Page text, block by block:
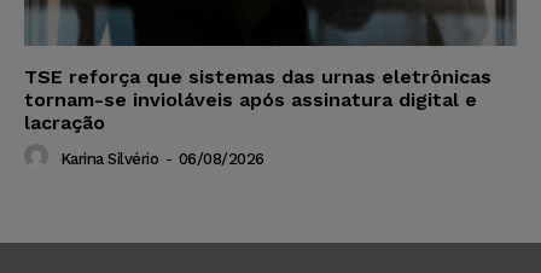
TSE reforça que sistemas das urnas eletrônicas
tornam-se invioláveis após assinatura digital e
lacração
Karina Silvério - 06/08/2026